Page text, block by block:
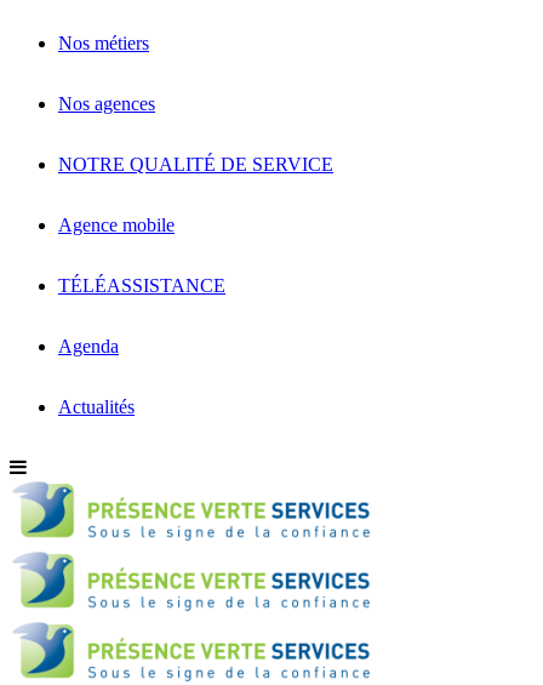
Nos métiers
Nos agences
NOTRE QUALITÉ DE SERVICE
Agence mobile
TÉLÉASSISTANCE
Agenda
Actualités